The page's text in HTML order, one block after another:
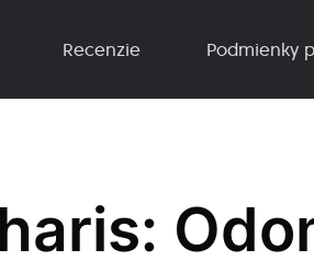
Recenzie Podmienky